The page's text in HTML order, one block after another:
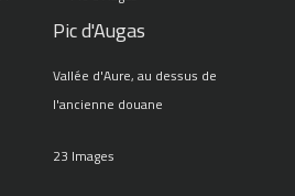
Pic d'Augas
Vallée d'Aure, au dessus de
l'ancienne douane
23 Images